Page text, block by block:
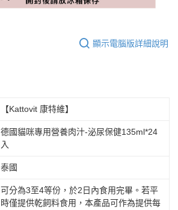
顯示電腦版詳細說明
【Kattovit 康特維】
德國貓咪專用營養肉汁-泌尿保健135ml*24
入
泰國
可分為3至4等份，於2日內食用完畢。若平
時僅提供乾飼料食用，本產品可作為提供每